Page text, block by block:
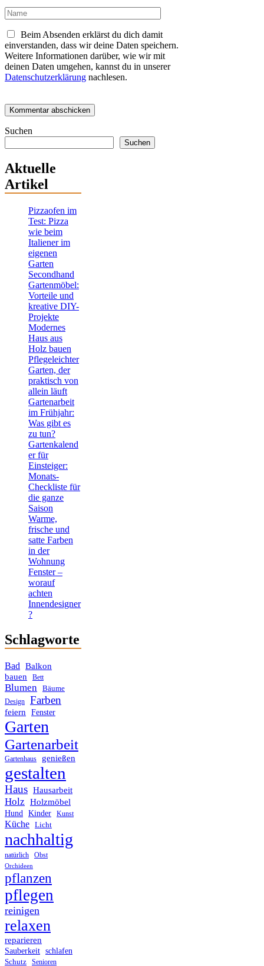
Name
Beim Absenden erklärst du dich damit
einverstanden, dass wir deine Daten speichern.
Weitere Informationen darüber, wie wir mit
deinen Daten umgehen, kannst du in unserer
Datenschutzerklärung nachlesen.
Suchen
Suchen
Aktuelle
Artikel
Pizzaofen im
Test: Pizza
wie beim
Italiener im
eigenen
Garten
Secondhand
Gartenmöbel:
Vorteile und
kreative DIY-
Projekte
Modernes
Haus aus
Holz bauen
Pflegeleichter
Garten, der
praktisch von
allein läuft
Gartenarbeit
im Frühjahr:
Was gibt es
zu tun?
Gartenkalend
er für
Einsteiger:
Monats-
Checkliste für
die ganze
Saison
Warme,
frische und
satte Farben
in der
Wohnung
Fenster –
worauf
achten
Innendesigner
?
Schlagworte
Bad
Balkon
bauen
Bett
Blumen Bäume
Design Farben
feiern Fenster
Garten
Gartenarbeit
Gartenhaus genießen
gestalten
Haus Hausarbeit
Holz Holzmöbel
Hund Kinder Kunst
Küche Licht
nachhaltig
natürlich Obst
Orchideen
pflanzen
pflegen
reinigen
relaxen
reparieren
Sauberkeit schlafen
Schutz Senioren